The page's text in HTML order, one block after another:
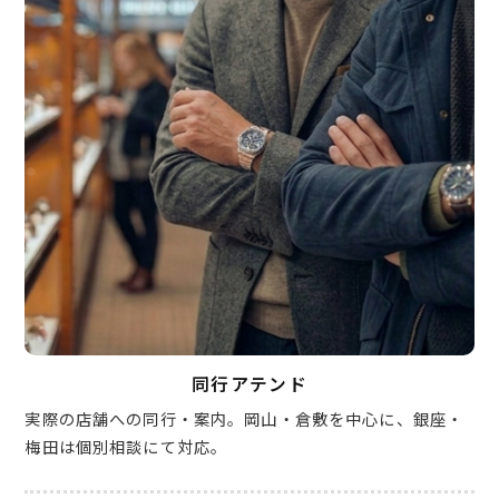
同行アテンド
実際の店舗への同行・案内。岡山・倉敷を中心に、銀座・
梅田は個別相談にて対応。